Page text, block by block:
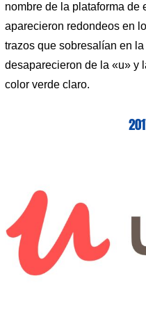
nombre de la plataforma de
aparecieron redondeos en
trazos que sobresalían en
desaparecieron de la «u» y
color verde claro.